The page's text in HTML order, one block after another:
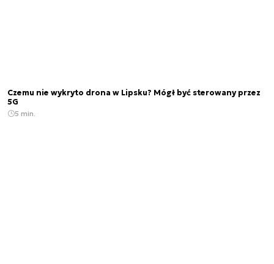
Czemu nie wykryto drona w Lipsku? Mógł być sterowany przez
5G
5 min.